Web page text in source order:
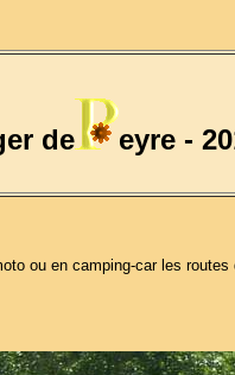
de eyre -
ou en camping-car les